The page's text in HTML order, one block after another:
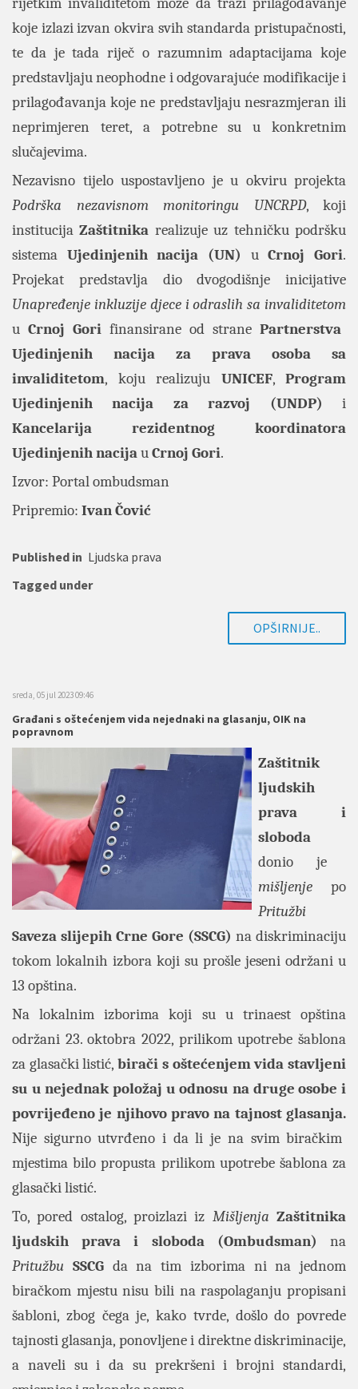
koje izlazi izvan okvira svih standarda pristupačnosti,
te da je tada riječ o razumnim adaptacijama koje
predstavljaju neophodne i odgovarajuće modifikacije i
prilagođavanja koje ne predstavljaju nesrazmjeran ili
neprimjeren teret, a potrebne su u konkretnim
slučajevima.
Nezavisno tijelo uspostavljeno je u okviru projekta
Podrška nezavisnom monitoringu UNCRPD, koji
institucijaZaštitnika realizuje uz tehničku podršku
sistema Ujedinjenih nacija (UN) uCrnoj Gori.
Projekat predstavlja dio dvogodišnje inicijative
Unapređenje inkluzije djece i odraslih sa invaliditetom
u Crnoj Gori finansirane od strane Partnerstva
Ujedinjenih
nacija za prava osoba sa
invaliditetom, koju realizuju UNICEF, Program
Ujedinjenih nacija za razvoj (UNDP) i
Kancelarija rezidentnog koordinatora
Ujedinjenih nacijauCrnoj Gori.
Izvor: Portalombudsman
Pripremio: Ivan Čović
Published in Ljudska prava
Tagged under
OPŠIRNIJE..
sreda, 05 jul 2023 09:46
Građani s oštećenjem vida nejednaki na glasanju, OIK na
popravnom
Zaštitnik
ljudskih
prava i
sloboda
donio je
mišljenje po
Pritužbi
Saveza slijepih Crne Gore (SSCG) na diskriminaciju
tokom lokalnih izbora koji su prošle jeseni održani u
13 opština.
Na lokalnim izborima koji su u trinaest opština
održani 23. oktobra 2022, prilikom upotrebe šablona
za glasački listić,birači s oštećenjem vida stavljeni
su u nejednak položaj u odnosu na druge osobe i
povrijeđeno je njihovo pravo na tajnost glasanja.
Nije sigurno utvrđeno i da li je na svim biračkim
mjestima bilo propusta prilikom upotrebe šablona za
glasački listić.
To, pored ostalog, proizlazi iz Mišljenja Zaštitnika
ljudskih prava i sloboda (Ombudsman) na
Pritužbu SSCGda na tim izborima ni na jednom
biračkom mjestu nisu bili na raspolaganju propisani
šabloni, zbog čega je, kako tvrde, došlo do povrede
tajnosti glasanja, ponovljene i direktne diskriminacije,
a naveli su i da su prekršeni i brojni standardi,